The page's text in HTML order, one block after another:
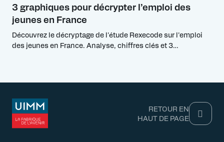
3 graphiques pour décrypter l’emploi des
jeunes en France
Découvrez le décryptage de l'étude Rexecode sur l'emploi
des jeunes en France. Analyse, chiffres clés et 3
RETOUR EN
HAUT DE PAGE